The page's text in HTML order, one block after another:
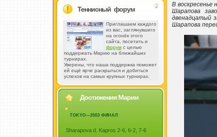
Теннисный форум
Приглашаем каждого
из вас, заглянувшего
на огонёк этого
сайта, посетить и
форумс целью
поддержать Марию на ближайших
турнирах.
Уверены, что наша поддержка поможет
ей ещё ярче раскрыться и добиться
успехов на самых крупных турнирах.
Достижения Марии
TOKYO—2003 ФИНАЛ
Sharapova d. Kapros 2-6, 6-2, 7-6
В воскресенье
Шарапова
двенадцатый
Шарапова